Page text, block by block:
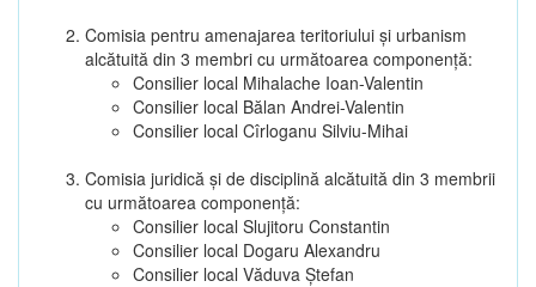
Comisia pentru amenajarea teritoriului şi urbanism
alcătuită din 3 membri cu următoarea componenţă:
Consilier local Mihalache Ioan-Valentin
Consilier local Bălan Andrei-Valentin
Consilier local Cîrloganu Silviu-Mihai
Comisia juridică şi de disciplină alcătuită din 3 membrii
cu următoarea componenţă:
Consilier local Slujitoru Constantin
Consilier local Dogaru Alexandru
Consilier local Văduva Ștefan